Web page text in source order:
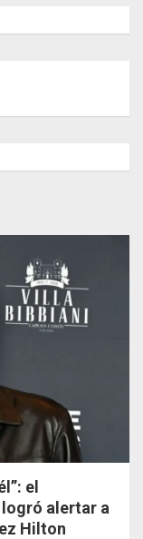
el
alertar a
Hilton